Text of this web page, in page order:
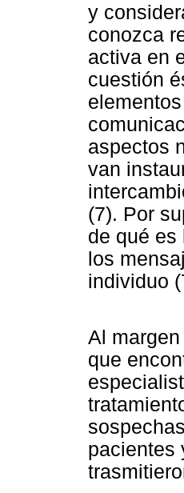
y
conozca
activa en
cuestión
aspectos
van
(7). Por
de qué es
los
individuo
Al
que
pacientes